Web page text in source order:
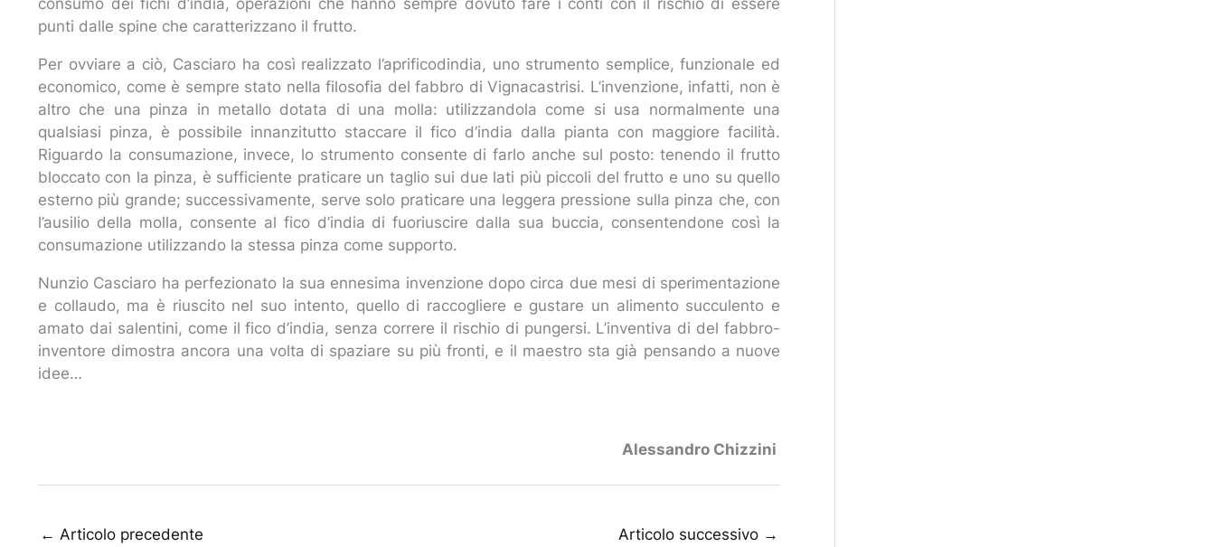
consumo dei fichi d’india, operazioni che hanno sempre dovuto fare i conti con il rischio di essere
punti dalle spine che caratterizzano il frutto.
Per ovviare a ciò, Casciaro ha così realizzato l’aprificodindia, uno strumento semplice, funzionale ed
economico, come è sempre stato nella filosofia del fabbro di Vignacastrisi. L’invenzione, infatti, non è
altro che una pinza in metallo dotata di una molla: utilizzandola come si usa normalmente una
qualsiasi pinza, è possibile innanzitutto staccare il fico d’india dalla pianta con maggiore facilità.
Riguardo la consumazione, invece, lo strumento consente di farlo anche sul posto: tenendo il frutto
bloccato con la pinza, è sufficiente praticare un taglio sui due lati più piccoli del frutto e uno su quello
esterno più grande; successivamente, serve solo praticare una leggera pressione sulla pinza che, con
l’ausilio della molla, consente al fico d’india di fuoriuscire dalla sua buccia, consentendone così la
consumazione utilizzando la stessa pinza come supporto.
Nunzio Casciaro ha perfezionato la sua ennesima invenzione dopo circa due mesi di sperimentazione
e collaudo, ma è riuscito nel suo intento, quello di raccogliere e gustare un alimento succulento e
amato dai salentini, come il fico d’india, senza correre il rischio di pungersi. L’inventiva di del fabbro-
inventore dimostra ancora una volta di spaziare su più fronti, e il maestro sta già pensando a nuove
idee…
Alessandro Chizzini
← Articolo precedente Articolo successivo →